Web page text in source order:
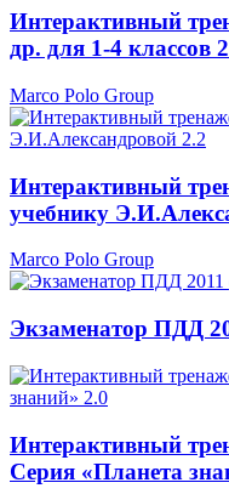
Интерактивный
др. для 1-4 классов
Marco Polo Group
Интерактивный
учебнику
Marco Polo Group
Экзаменатор ПДД
Интерактивный
Серия «Планета